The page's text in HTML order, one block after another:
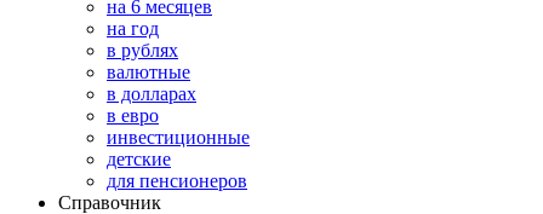
на 6 месяцев
на год
в рублях
валютные
в долларах
в евро
инвестиционные
детские
для пенсионеров
Справочник